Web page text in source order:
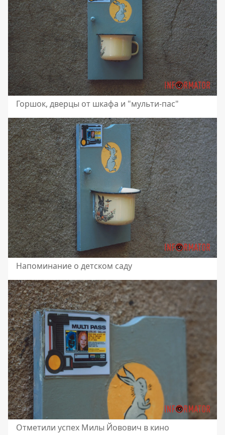
Горшок, дверцы от шкафа и "мульти-пас"
Напоминание о детском саду
Отметили успех Милы Йовович в кино